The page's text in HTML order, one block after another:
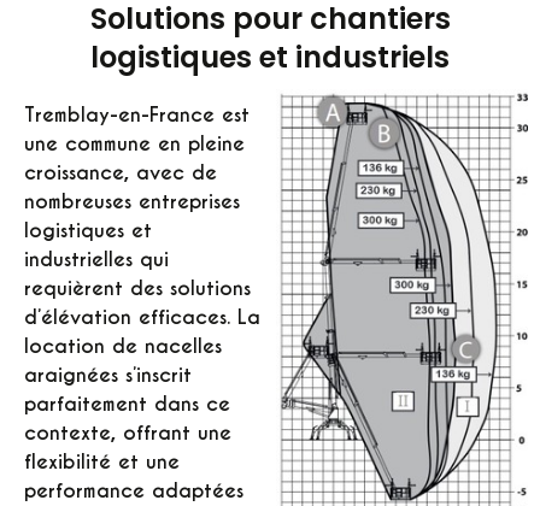
Solutions pour chantiers
logistiques et industriels
Tremblay-en-France est
une commune en pleine
croissance, avec de
nombreuses entreprises
logistiques et
industrielles qui
requièrent des solutions
d’élévation efficaces. La
location de nacelles
araignées s’inscrit
parfaitement dans ce
contexte, offrant une
flexibilité et une
performance adaptées